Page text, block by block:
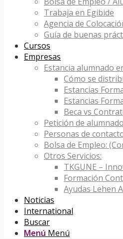
Trabaja en Egibide
Agencia de
Guía de buenas
Cursos
Empresas
Estancia alumnado
Cómo se
Estancias
Estancias
Beca vs
Petición de
Personas de
Bolsa de Empleo:
Otros Servicios:
TKGUNE –
Formación
Ayudas Lehen
Noticias
International
Buscar
Menú Menú